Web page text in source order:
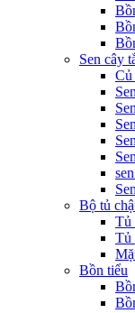
Sen cây
Củ
Bộ tủ
Tủ
Tủ
Bồn tiểu